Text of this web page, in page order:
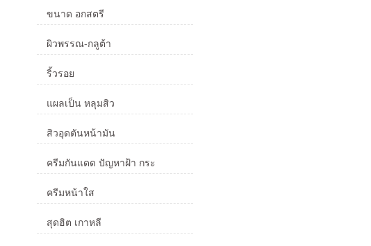
ขนาด อกสตรี
ผิวพรรณ-กลูต้า
ริ้วรอย
แผลเป็น หลุมสิว
สิวอุดตันหน้ามัน
ครีมกันแดด ปัญหาฝ้า กระ
ครีมหน้าใส
สุดฮิต เกาหลี